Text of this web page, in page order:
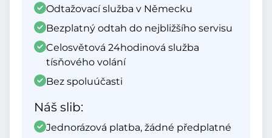
Odtažovací služba v Německu
Bezplatný odtah do nejbližšího servisu
Celosvětová 24hodinová služba
tísňového volání
Bez spoluúčasti
Náš slib:
Jednorázová platba, žádné předplatné